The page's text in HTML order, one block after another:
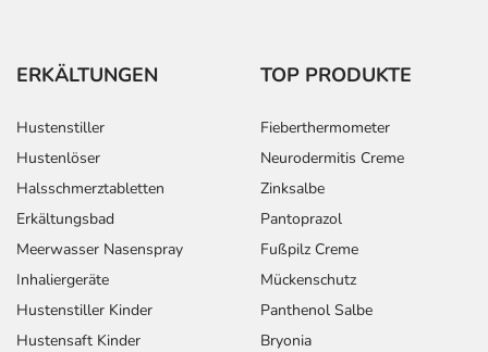
ERKÄLTUNGEN
Hustenstiller
Hustenlöser
Halsschmerztabletten
Erkältungsbad
Meerwasser Nasenspray
Inhaliergeräte
Hustenstiller Kinder
Hustensaft Kinder
TOP PRODUKTE
Fieberthermometer
Neurodermitis Creme
Zinksalbe
Pantoprazol
Fußpilz Creme
Mückenschutz
Panthenol Salbe
Bryonia